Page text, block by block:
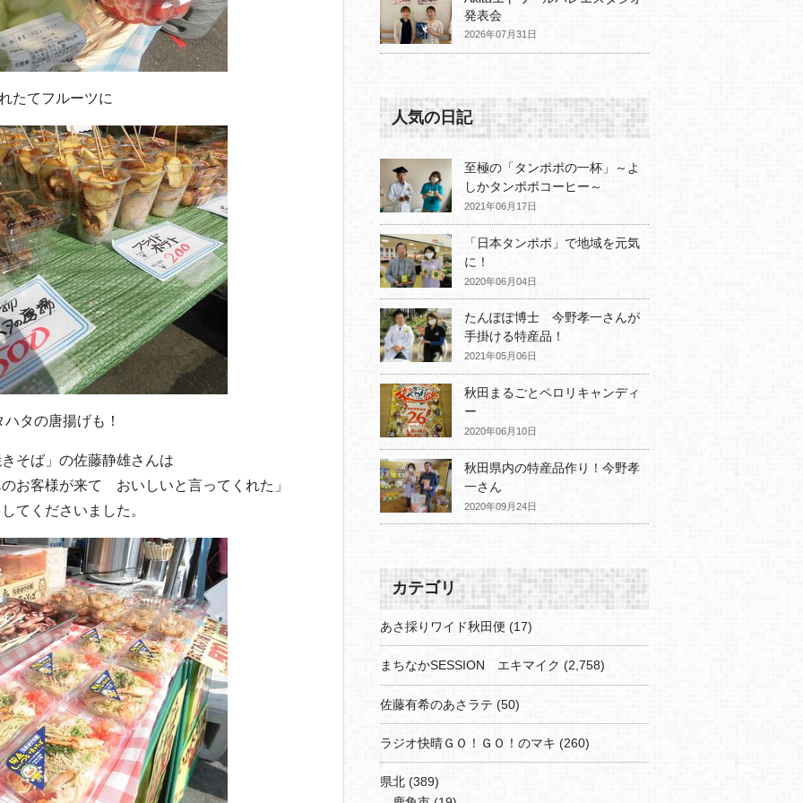
たてフルーツに
ハタの唐揚げも！
そば」の佐藤静雄さんは
お客様が来て おいしいと言ってくれた」
てくださいました。
発表会
2026年07月31日
人気の日記
至極の「タンポポの一杯」～よ
しかタンポポコーヒー～
2021年06月17日
「日本タンポポ」で地域を元気
に！
2020年06月04日
たんぽぽ博士 今野孝一さんが
手掛ける特産品！
2021年05月06日
秋田まるごとペロリキャンディ
ー
2020年06月10日
秋田県内の特産品作り！今野孝
一さん
2020年09月24日
カテゴリ
あさ採りワイド秋田便 (17)
まちなかSESSION エキマイク (2,758)
佐藤有希のあさラテ (50)
ラジオ快晴ＧＯ！ＧＯ！のマキ (260)
県北 (389)